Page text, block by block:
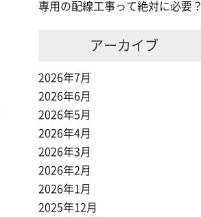
専用の配線工事って絶対に必要？
アーカイブ
2026年7月
2026年6月
2026年5月
2026年4月
2026年3月
2026年2月
2026年1月
2025年12月